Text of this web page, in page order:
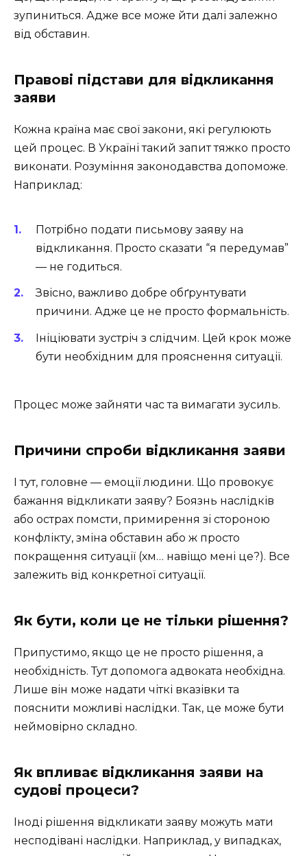
зупиниться. Адже все може йти далі залежно
від обставин.
Правові підстави для відкликання
заяви
Кожна країна має свої закони, які регулюють
цей процес. В Україні такий запит тяжко просто
виконати. Розуміння законодавства допоможе.
Наприклад:
Потрібно подати письмову заяву на
відкликання. Просто сказати “я передумав”
— не годиться.
Звісно, важливо добре обґрунтувати
причини. Адже це не просто формальність.
Ініціювати зустріч з слідчим. Цей крок може
бути необхідним для прояснення ситуації.
Процес може зайняти час та вимагати зусиль.
Причини спроби відкликання заяви
І тут, головне — емоції людини. Що провокує
бажання відкликати заяву? Боязнь наслідків
або острах помсти, примирення зі стороною
конфлікту, зміна обставин або ж просто
покращення ситуації (хм… навіщо мені це?). Все
залежить від конкретної ситуації.
Як бути, коли це не тільки рішення?
Припустимо, якщо це не просто рішення, а
необхідність. Тут допомога адвоката необхідна.
Лише він може надати чіткі вказівки та
пояснити можливі наслідки. Так, це може бути
неймовірно складно.
Як впливає відкликання заяви на
судові процеси?
Іноді рішення відкликати заяву можуть мати
несподівані наслідки. Наприклад, у випадках,